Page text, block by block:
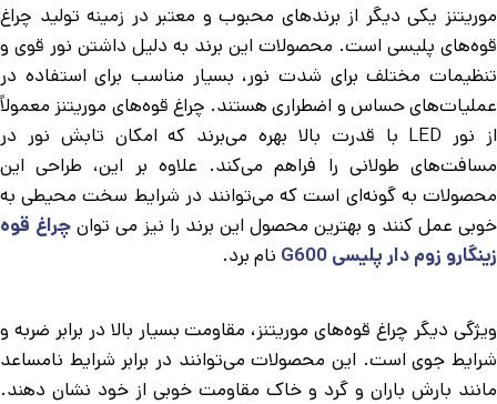
موریتنز یکی دیگر از برندهای محبوب و معتبر در زمینه تولید چراغ
قوه‌های پلیسی است. محصولات این برند به دلیل داشتن نور قوی و
تنظیمات مختلف برای شدت نور، بسیار مناسب برای استفاده در
عملیات‌های حساس و اضطراری هستند. چراغ قوه‌های موریتنز معمولاً
از نور LED با قدرت بالا بهره می‌برند که امکان تابش نور در
مسافت‌های طولانی را فراهم می‌کند. علاوه بر این، طراحی این
محصولات به گونه‌ای است که می‌توانند در شرایط سخت محیطی به
خوبی عمل کنند و بهترین محصول این برند را نیز می توان چراغ قوه
زینگارو زوم دار پلیسی G600
نام برد.
ویژگی دیگر چراغ قوه‌های موریتنز، مقاومت بسیار بالا در برابر ضربه و
شرایط جوی است. این محصولات می‌توانند در برابر شرایط نامساعد
مانند بارش باران و گرد و خاک مقاومت خوبی از خود نشان دهند.